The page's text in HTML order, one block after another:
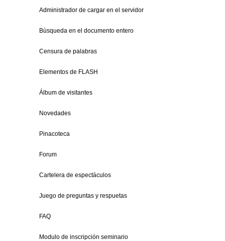
Administrador de cargar en el servidor
Bùsqueda en el documento entero
Censura de palabras
Elementos de FLASH
Álbum de visitantes
Novedades
Pinacoteca
Forum
Cartelera de espectáculos
Juego de preguntas y respuetas
FAQ
Modulo de inscripción seminario